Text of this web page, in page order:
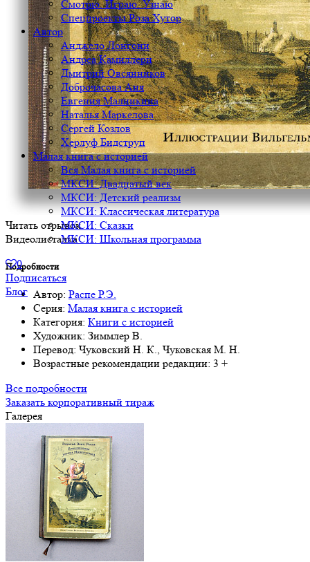
Смотрю. Играю. Узнаю
Спецпроекты Роза Хутор
Автор
Анджело Лонгони
Андреа Камиллери
Дмитрий Овсянников
Доброчасова Аня
Евгения Малинкина
Наталья Маркелова
Сергей Козлов
Херлуф Бидструп
Малая книга с историей
Вся Малая книга с историей
МКСИ: Двадцатый век
МКСИ: Детский реализм
МКСИ: Классическая литература
МКСИ: Сказки
МКСИ: Школьная программа
0
Подписаться
Блог
Читать отрывок
Видеолисталка
Подробности
Автор: Распе Р.Э.
Серия: Малая книга с историей
Категория: Книги с историей
Художник: Зиммлер В.
Перевод: Чуковский Н. К., Чуковская М. Н.
Возрастные рекомендации редакции: 3 +
Все подробности
Заказать корпоративный тираж
Галерея